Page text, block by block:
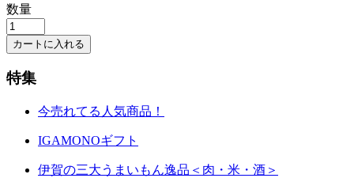
数量
特集
今売れてる人気商品！
IGAMONOギフト
伊賀の三大うまいもん逸品＜肉・米・酒＞